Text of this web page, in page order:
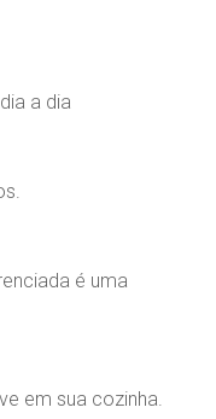
a dia
é uma
em sua cozinha.